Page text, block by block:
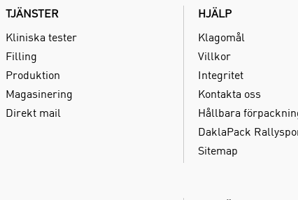
TJÄNSTER
Kliniska tester
Filling
Produktion
Magasinering
Direkt mail
HJÄLP
Klagomål
Villkor
Integritet
Kontakta oss
Hållbara
DaklaPack
Sitemap